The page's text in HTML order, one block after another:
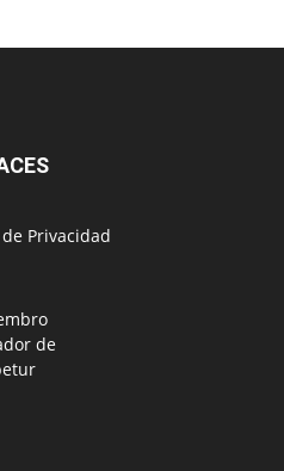
Privacidad